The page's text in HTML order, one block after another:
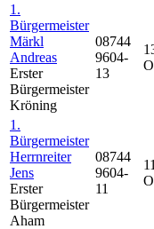
1.
Bürgermeister
Märkl
Andreas
Erster
Bürgermeister
Kröning
08744
9604-
13
1.
Bürgermeister
Herrnreiter
Jens
Erster
Bürgermeister
Aham
08744
9604-
11